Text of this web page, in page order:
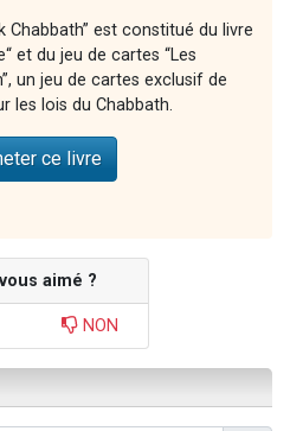
Chabbath” est constitué du livre
et du jeu de cartes “Les
un jeu de cartes exclusif de
les lois du Chabbath.
ce livre
aimé ?
NON